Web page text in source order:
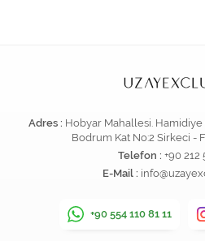
Adres : Hobyar Mahallesi. Hamidiye
Bodrum Kat No:2 Sirkeci -
Telefon : +90 212
E-Mail :
+90 554 110 81 11